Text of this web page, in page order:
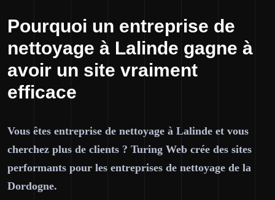
Pourquoi un entreprise de
nettoyage à Lalinde gagne à
avoir un site vraiment
efficace
Vous êtes entreprise de nettoyage à Lalinde et vous
cherchez plus de clients ? Turing Web crée des sites
performants pour les entreprises de nettoyage de la
Dordogne.